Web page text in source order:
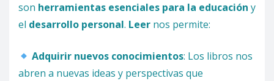
son herramientas esenciales para la educación y
el desarrollo personal. Leer nos permite:
Adquirir nuevos conocimientos: Los libros nos
abren a nuevas ideas y perspectivas que